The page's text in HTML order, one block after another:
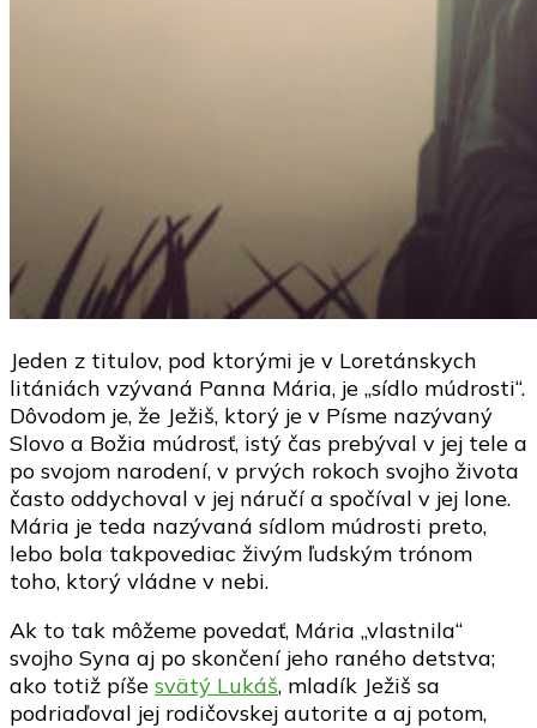
Jeden z titulov, pod ktorými je v Loretánskych
litániách vzývaná Panna Mária, je „sídlo múdrosti“.
Dôvodom je, že Ježiš, ktorý je v Písme nazývaný
Slovo a Božia múdrosť, istý čas prebýval v jej tele a
po svojom narodení, v prvých rokoch svojho života
často oddychoval v jej náručí a spočíval v jej lone.
Mária je teda nazývaná sídlom múdrosti preto,
lebo bola takpovediac živým ľudským trónom
toho, ktorý vládne v nebi.
Ak to tak môžeme povedať, Mária „vlastnila“
svojho Syna aj po skončení jeho raného detstva;
ako totiž píše svätý Lukáš, mladík Ježiš sa
podriaďoval jej rodičovskej autorite a aj potom,